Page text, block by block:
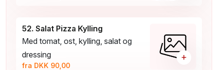
52. Salat Pizza Kylling
Med tomat, ost, kylling, salat og
dressing
fra DKK 90,00
+